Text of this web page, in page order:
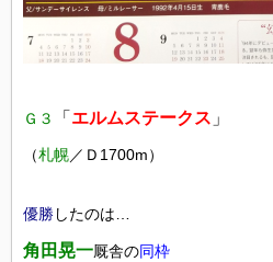
Ｇ３ 「 エルムステークス 」
（札幌／Ｄ1700m）
優勝したのは…
角田晃一厩舎の同枠